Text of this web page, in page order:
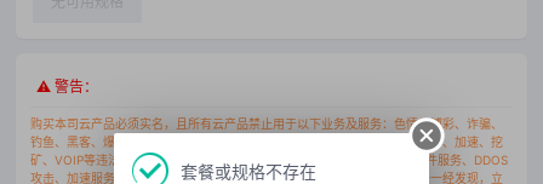
⚠ 警告：
购买本司云产品必须实名，且所有云产品禁止用于以下业务及服务：色情、博彩、诈骗、
钓鱼、黑客、爆破、病毒、外挂、扫描、传奇游戏、网盘、小说、影视、拨号、加速、挖
矿、VOIP等违法违规用途。禁止搭建VPN服务、DNS服务、NTP服务、邮件服务、DDOS
攻击、加速服务、代刷平台、发卡网、支付平台、挖矿中转以上业务及服务一经发现，立
套餐或规格不存在